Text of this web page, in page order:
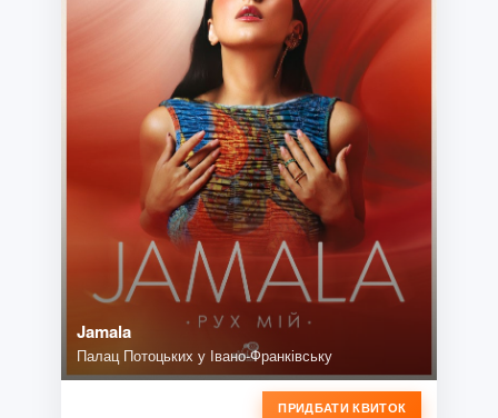
Jamala
Палац Потоцьких у Івано-Франківську
ПРИДБАТИ КВИТОК